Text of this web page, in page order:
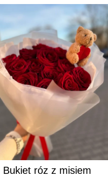
Bukiet róz z misiem